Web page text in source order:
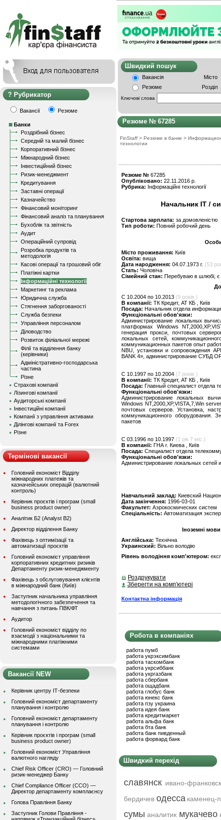
Рубрикатор
Вакансії Резюме
Банки
Роздрібний бізнес
Середній та малий бізнес
Корпоративний бізнес
Міжнародний бізнес
Інвестиційний бізнес
Ризик-менеджмент
Кредитування
Заставні операції
Казначейство
Фінансовий моніторинг
Фінансовий аналіз та планування
Бухоблік та звітність
Аудит
Операційний супровід
Розробка продуктів та
методологія
Касові операції та грошовий обіг
Платіжні картки
Інформаційні технології
Маркетинг та реклама
Юридична служба
Стягнення заборгованості
Служба безпеки
Управління персоналом
Діловодство
Розвиток філіальної мережі
Філії та відділення банку
(керівники)
Адміністративно-господарська
частина
Різне
Страхові компанії
Лізингові компанії
Аудиторські компанії
Інвестиційні компанії
Компанії з управління активами
Ділінгові компанії та Forex
Різне
Термінові вакансії
Головний економіст Відділу
міжнародних платежів та
казначейських операцій (валютний
контроль)
Керівник проєктів і програм (small
business product owner)
Аналітик Б2 (Analyst B2)
Директор відділення Банку
Фахівець з оптимізації та
автоматизації проєктів
Головний економіст управління
корпоративних кредитних ризиків
Департаменту ризик-менеджменту
Фахівець з обслуговування клієнтів
в міжнародний банк (Київ)
Заступник начальника управління
методологічного забезпечення та
навчання з питань ПВК/ФТ
Аудитор
Головний економіст відділу по
взаємодії з національними та
міжнародними платіжними
системами
Вакансії NEW
Керівник центру ІТ-безпеки
Головний економіст департаменту
планування і контролю
Головний економіст департаменту
планування і контролю
Керівник проєктів і програм (small
business product owner)
Головний економіст Управління
валютного нагляду
Chief Risk Officer (CRO) — Головний
ризик-менеджер Банку
Chief Compliance Officer (CCO) —
Директор департаменту комплаєнсу
Голова Правління Банку
Заступник Голови Правління -
Швидкий
Вакансія
Місто
Резюме
Розділ
Ключові слова
Резюме № 67285
FinStaff > Резюме в банке >
технологии
Резюме № 67285
Опубліковано: 22.11.2016 р.
Рубрика: Інформаційні технології
Начальник IT /
Стартова зарплата: за домовленістю
Тип роботи: Повний робочий день
Місто проживання: Київ
Освіта: вища
Дата народження: 04.07.1973 г. (53
Стать: Чоловіча
Сімейний стан: Перебуваю в шлюбі, є
C 10.2004 по 10.2013 (9 років )
В компанії: ТК Кредит, АТ КБ , Київ
Посада: Начальник отдела
Функціональні обов'язки:
Администрирование локальных
платформах Windows
генерация прокси, почтовых
локальных сетей,
коммуникационных пакетов опыт
NBU, установки и сопровождения
BANK 4», администрирование СУБД
C 10.1997 по 10.2004 (7 років )
В компанії: ТК Кредит, АТ КБ , Київ
Посада: Главный специалист отдела
Функціональні обов'язки:
Администрирование локальных
Windows NT,2000,XP,VISTA,7,Win
почтовых серверов. Установка,
коммуникационного оборудования.
пакетов
C 03.1996 по 10.1997 (1 рік 7 міс.)
В компанії: ГНА г. Киева , Київ
Посада: Cпециалист отдела
Функціональні обов'язки:
Администрирование локальных сетей
Навчальний заклад: Киевский
Дата закінчення: 1996-03-01
Факультет: Аэрокосмических систем
Спеціальність: Автоматизация
Іноземні
Англійська: Технічна
Украинский: Вільно володію
Рівень володіння комп'ютером:
Роздрукувати
Зберегти на комп'ютері
Контактна інформація
Робота в компаніях
работа пумб
работа укрэксимбанк
работа таскомбанк
работа укрсиббанк
работа укргазбанк
работа сбербанк
работа ощадбанк
работа глобус банк
работа юнекс банк
работа пзу украина
работа идея банк
работа кредитмаркет
работа альфа банк
работа бта банк
работа банк пивденный
работа форвард банк
Швидкий перехід
славянск ивано-
бердичев одесса каменец-
сумы аналитик мукачево